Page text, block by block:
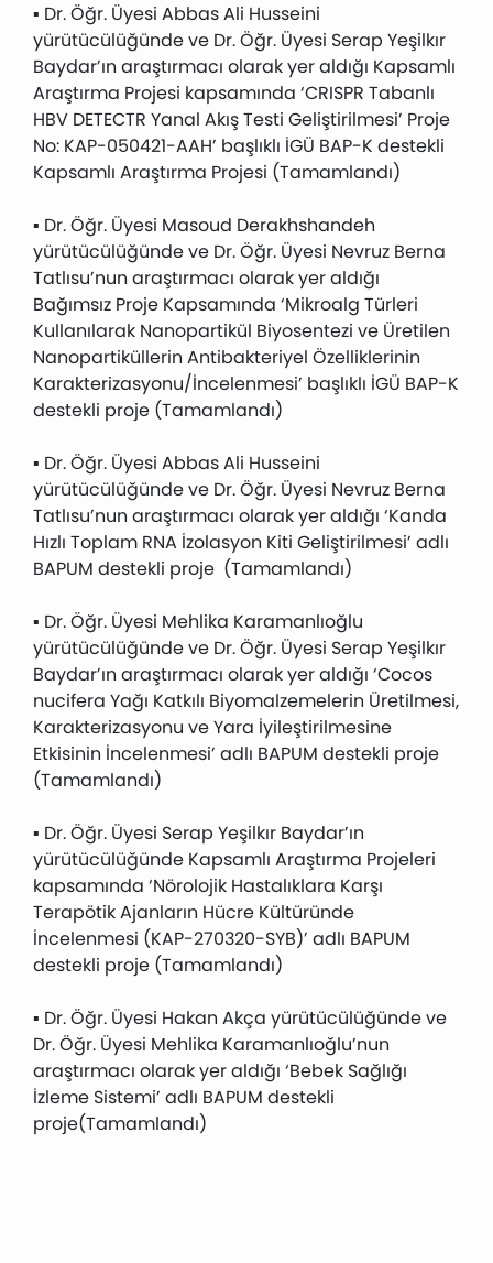
▪ Dr. Öğr. Üyesi Abbas Ali Husseini
yürütücülüğünde ve Dr. Öğr. Üyesi Serap Yeşilkır
Baydar’ın araştırmacı olarak yer aldığı Kapsamlı
Araştırma Projesi kapsamında ‘CRISPR Tabanlı
HBV DETECTR Yanal Akış Testi Geliştirilmesi’ Proje
No: KAP-050421-AAH’ başlıklı İGÜ BAP-K destekli
Kapsamlı Araştırma Projesi (Tamamlandı)
▪ Dr. Öğr. Üyesi Masoud Derakhshandeh
yürütücülüğünde ve Dr. Öğr. Üyesi Nevruz Berna
Tatlısu’nun araştırmacı olarak yer aldığı
Bağımsız Proje Kapsamında ‘Mikroalg Türleri
Kullanılarak Nanopartikül Biyosentezi ve Üretilen
Nanopartiküllerin Antibakteriyel Özelliklerinin
Karakterizasyonu/İncelenmesi’ başlıklı İGÜ BAP-K
destekli proje (Tamamlandı)
▪ Dr. Öğr. Üyesi Abbas Ali Husseini
yürütücülüğünde ve Dr. Öğr. Üyesi Nevruz Berna
Tatlısu’nun araştırmacı olarak yer aldığı ‘Kanda
Hızlı Toplam RNA İzolasyon Kiti Geliştirilmesi’ adlı
BAPUM destekli proje (Tamamlandı)
▪ Dr. Öğr. Üyesi Mehlika Karamanlıoğlu
yürütücülüğünde ve Dr. Öğr. Üyesi Serap Yeşilkır
Baydar’ın araştırmacı olarak yer aldığı ‘Cocos
nucifera Yağı Katkılı Biyomalzemelerin Üretilmesi,
Karakterizasyonu ve Yara İyileştirilmesine
Etkisinin İncelenmesi’ adlı BAPUM destekli proje
(Tamamlandı)
▪ Dr. Öğr. Üyesi Serap Yeşilkır Baydar’ın
yürütücülüğünde Kapsamlı Araştırma Projeleri
kapsamında ‘Nörolojik Hastalıklara Karşı
Terapötik Ajanların Hücre Kültüründe
İncelenmesi (KAP-270320-SYB)’ adlı BAPUM
destekli proje (Tamamlandı)
▪ Dr. Öğr. Üyesi Hakan Akça yürütücülüğünde ve
Dr. Öğr. Üyesi Mehlika Karamanlıoğlu’nun
araştırmacı olarak yer aldığı ‘Bebek Sağlığı
İzleme Sistemi’ adlı BAPUM destekli
proje(Tamamlandı)